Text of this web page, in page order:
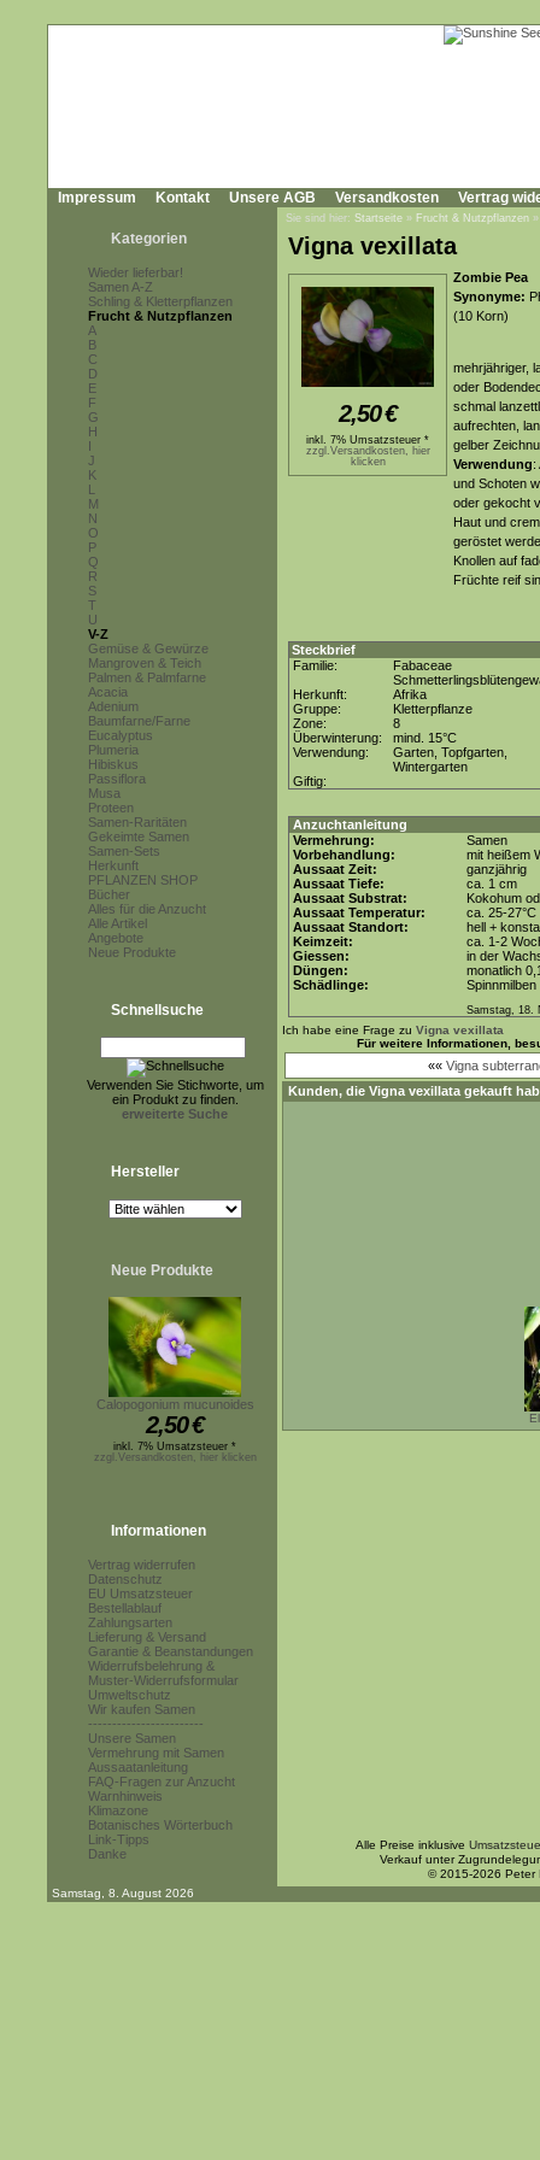
Impressum Kontakt Unsere AGB Versandkosten Vertrag
Kategorien
Wieder lieferbar!
Samen A-Z
Schling & Kletterpflanzen
Frucht & Nutzpflanzen
A
B
C
D
E
F
G
H
I
J
K
L
M
N
O
P
Q
R
S
T
U
V-Z
Gemüse & Gewürze
Mangroven & Teich
Palmen & Palmfarne
Acacia
Adenium
Baumfarne/Farne
Eucalyptus
Plumeria
Hibiskus
Passiflora
Musa
Proteen
Samen-Raritäten
Gekeimte Samen
Samen-Sets
Herkunft
PFLANZEN SHOP
Bücher
Alles für die Anzucht
Alle Artikel
Angebote
Neue Produkte
Schnellsuche
Verwenden Sie Stichworte, um
ein Produkt zu finden.
erweiterte Suche
Hersteller
Neue Produkte
Calopogonium mucunoides
2,50€
inkl. 7% Umsatzsteuer *
zzgl.Versandkosten, hier klicken
Informationen
Vertrag widerrufen
Datenschutz
EU Umsatzsteuer
Bestellablauf
Zahlungsarten
Lieferung & Versand
Garantie & Beanstandungen
Widerrufsbelehrung &
Muster-Widerrufsformular
Umweltschutz
Wir kaufen Samen
------------------------
Unsere Samen
Vermehrung mit Samen
Aussaatanleitung
FAQ-Fragen zur Anzucht
Warnhinweis
Klimazone
Botanisches Wörterbuch
Link-Tipps
Danke
Sie sind hier: Startseite » Frucht & Nutzpflanzen
Vigna vexillata
2,50€
inkl. 7% Umsatzsteuer *
zzgl.Versandkosten, hier
klicken
Zombie Pea
Synonyme:
(10 Korn)
mehrjähriger,
oder
schmal
aufrechten,
gelber
Verwendung:
und Schoten
oder gekocht
Haut und
geröstet
Knollen auf
Früchte reif
Steckbrief
Familie:
Fabaceae
Herkunft:
Afrika
Gruppe:
Kletterpflanze
Zone:
8
Überwinterung:
mind. 15°C
Verwendung:
Garten, Topfgarten,
Wintergarten
Giftig:
Anzuchtanleitung
Vermehrung:
Samen
Vorbehandlung:
mit heißem
Aussaat Zeit:
ganzjährig
Aussaat Tiefe:
ca. 1 cm
Aussaat Substrat:
Kokohum
Aussaat Temperatur:
ca. 25-27°C
Aussaat Standort:
hell +
Keimzeit:
ca. 1-2
Giessen:
in der
Düngen:
monatlich
Schädlinge:
Samstag, 18.
Ich habe eine Frage zu Vigna vexillata
Für weitere Informationen,
«« Vigna
Kunden, die Vigna vexillata gekauft
Alle Preise inklusive
Verkauf unter
© 2015-2026 Peter
Samstag, 8. August 2026